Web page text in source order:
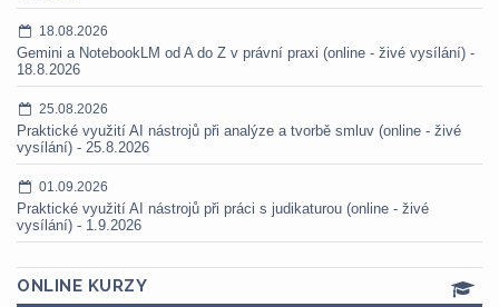
18.08.2026
Gemini a NotebookLM od A do Z v právní praxi (online - živé vysílání) -
18.8.2026
25.08.2026
Praktické využití AI nástrojů při analýze a tvorbě smluv (online - živé
vysílání) - 25.8.2026
01.09.2026
Praktické využití AI nástrojů při práci s judikaturou (online - živé
vysílání) - 1.9.2026
ONLINE KURZY